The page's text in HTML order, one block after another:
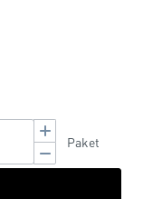
Paket